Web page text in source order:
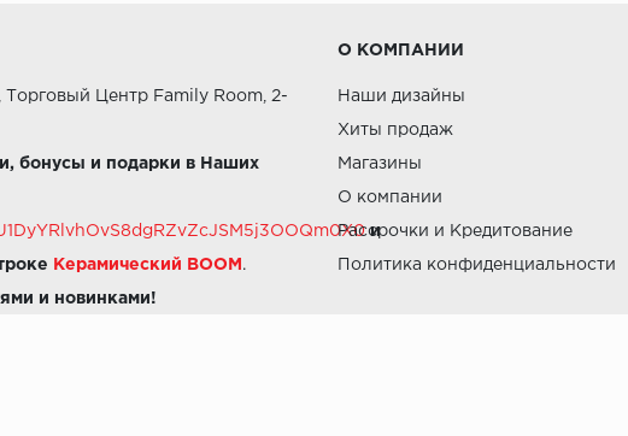
Центр Family Room, 2-
бонусы и подарки в Наших
и
Керамический BOOM .
и новинками!
О КОМПАНИИ
Наши дизайны
Хиты продаж
Магазины
О компании
Рассрочки и Кредитование
Политика конфиденциальности